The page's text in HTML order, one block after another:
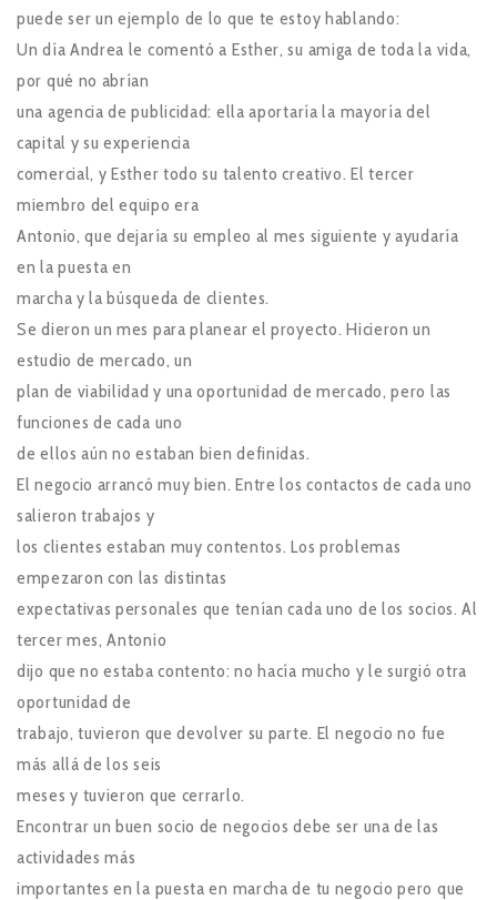
puede ser un ejemplo de lo que te estoy hablando:
Un día Andrea le comentó a Esther, su amiga de toda la vida,
por qué no abrían
una agencia de publicidad: ella aportaría la mayoría del
capital y su experiencia
comercial, y Esther todo su talento creativo. El tercer
miembro del equipo era
Antonio, que dejaría su empleo al mes siguiente y ayudaría
en la puesta en
marcha y la búsqueda de clientes.
Se dieron un mes para planear el proyecto. Hicieron un
estudio de mercado, un
plan de viabilidad y una oportunidad de mercado, pero las
funciones de cada uno
de ellos aún no estaban bien definidas.
El negocio arrancó muy bien. Entre los contactos de cada uno
salieron trabajos y
los clientes estaban muy contentos. Los problemas
empezaron con las distintas
expectativas personales que tenían cada uno de los socios. Al
tercer mes, Antonio
dijo que no estaba contento: no hacía mucho y le surgió otra
oportunidad de
trabajo, tuvieron que devolver su parte. El negocio no fue
más allá de los seis
meses y tuvieron que cerrarlo.
Encontrar un buen socio de negocios debe ser una de las
actividades más
importantes en la puesta en marcha de tu negocio pero que